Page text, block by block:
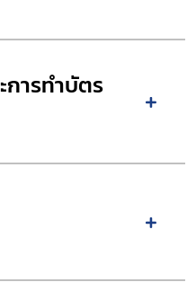
การทำบัตร